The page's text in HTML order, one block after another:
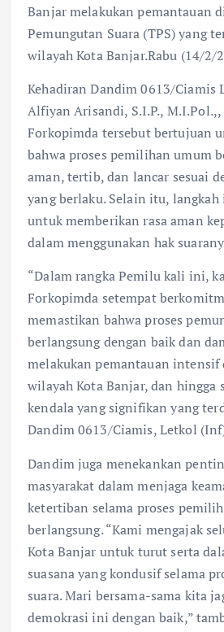
Banjar melakukan pemantauan
Pemungutan Suara (TPS) yang
wilayah Kota Banjar.Rabu (14/2/
Kehadiran Dandim 0613/Ciamis
Alfiyan Arisandi, S.I.P., M.I.Pol.,,
Forkopimda tersebut bertujuan
bahwa proses pemilihan umum
aman, tertib, dan lancar sesuai
yang berlaku. Selain itu,
untuk memberikan rasa aman
dalam menggunakan hak
“Dalam rangka Pemilu kali ini,
Forkopimda setempat
memastikan bahwa proses
berlangsung dengan baik dan
melakukan pemantauan intensif
wilayah Kota Banjar, dan hingga
kendala yang signifikan yang
Dandim 0613/Ciamis, Letkol
Dandim juga menekankan
masyarakat dalam menjaga
ketertiban selama proses
berlangsung. “Kami mengajak
Kota Banjar untuk turut serta
suasana yang kondusif selama
suara. Mari bersama-sama kita
demokrasi ini dengan baik,”